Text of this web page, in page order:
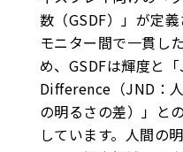
数（GSDF）」が定義
モニター間で一貫し
め、GSDFは輝度と
Difference（JND：
の明るさの差）」と
しています。人間の